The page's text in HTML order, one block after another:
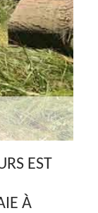
EST
À